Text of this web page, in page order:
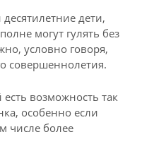
дети,
могут гулять без
условно говоря,
совершеннолетия.
возможность так
особенно если
числе более